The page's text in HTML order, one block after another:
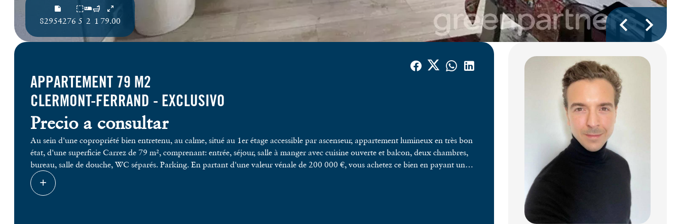
82954276 5 2 1 79.00
APPARTEMENT 79 M2
CLERMONT-FERRAND - EXCLUSIVO
Precio a consultar
Au sein d'une copropriété bien entretenu, au calme, situé au 1er étage accessible par ascenseur, appartement lumineux en très bon
état, d'une superficie Carrez de 79 m², comprenant: entrée, séjour, salle à manger avec cuisine ouverte et balcon, deux chambres,
bureau, salle de douche, WC séparés. Parking. En partant d'une valeur vénale de 200 000 €, vous achetez ce bien en payant un
bouquet de 29 000 € HAI et une rente viagère mensuelle de 533 €. Les frais de notaires sont calculés sur la valeur occupée de 102
200 €. Bien soumis au statut de la copropriété, 153 lots principaux. Pas de procédure en cours. Charges annuelles : 2157 € Impôt